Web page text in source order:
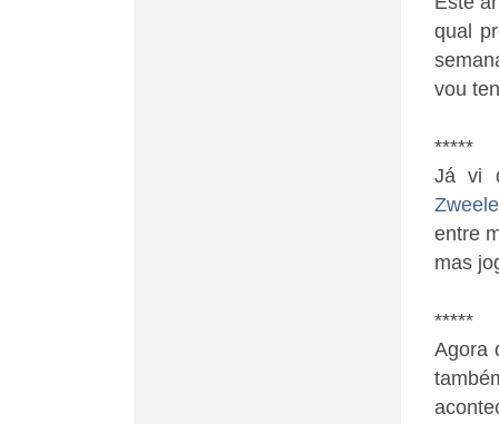
qual
vou
*****
Já vi
entre
mas
*****
Agora